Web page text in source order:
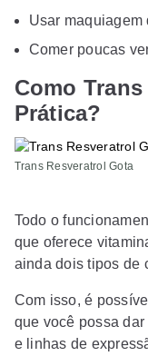
Usar
Comer poucas
Como
Prática?
Trans Resveratrol Gota
Todo o
que oferece
ainda dois tipos de
Com isso, é
que você possa
e linhas de